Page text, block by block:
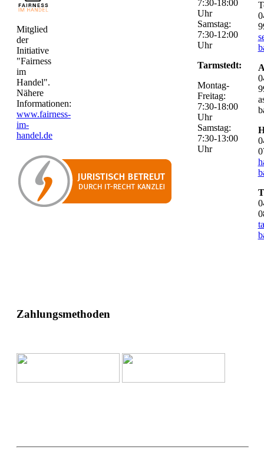
Mitglied
der
Initiative
"Fairness
im
Handel".
Nähere
Informationen:
www.fairness-
im-
handel.de
7:30-18:00
Uhr
Samstag:
7:30-12:00
Uhr
Tarmstedt:
Montag-
Freitag:
7:30-18:00
Uhr
Samstag:
7:30-13:00
Uhr
Zahlungsmethoden